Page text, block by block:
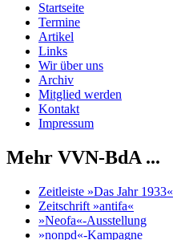
Startseite
Termine
Artikel
Links
Wir über uns
Archiv
Mitglied werden
Kontakt
Impressum
Mehr VVN-BdA ...
Zeitleiste »Das Jahr 1933«
Zeitschrift »antifa«
»Neofa«-Ausstellung
»nonpd«-Kampagne